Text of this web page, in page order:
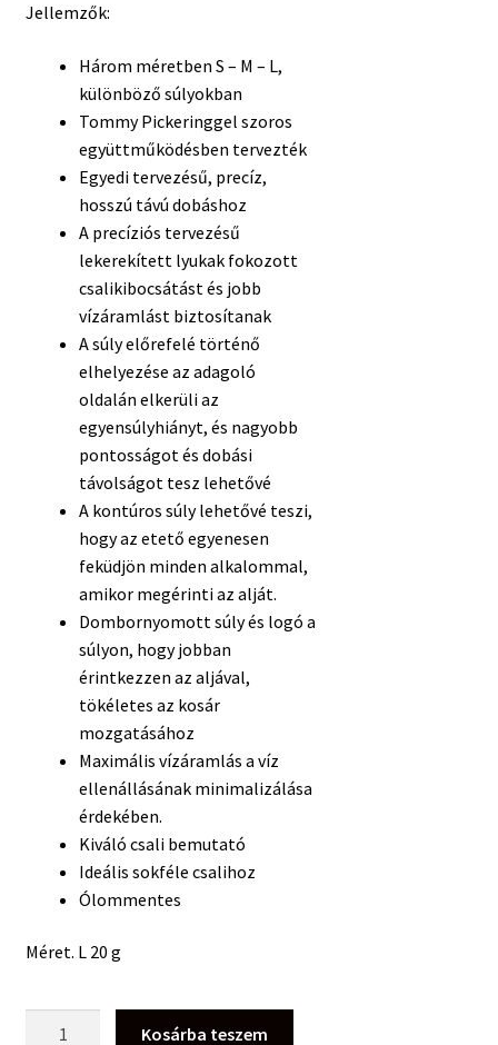
Jellemzők:
Három méretben S – M – L,
különböző súlyokban
Tommy Pickeringgel szoros
együttműködésben tervezték
Egyedi tervezésű, precíz,
hosszú távú dobáshoz
A precíziós tervezésű
lekerekített lyukak fokozott
csalikibocsátást és jobb
vízáramlást biztosítanak
A súly előrefelé történő
elhelyezése az adagoló
oldalán elkerüli az
egyensúlyhiányt, és nagyobb
pontosságot és dobási
távolságot tesz lehetővé
A kontúros súly lehetővé teszi,
hogy az etető egyenesen
feküdjön minden alkalommal,
amikor megérinti az alját.
Dombornyomott súly és logó a
súlyon, hogy jobban
érintkezzen az aljával,
tökéletes az kosár
mozgatásához
Maximális vízáramlás a víz
ellenállásának minimalizálása
érdekében.
Kiváló csali bemutató
Ideális sokféle csalihoz
Ólommentes
Méret. L 20 g
Kosárba teszem